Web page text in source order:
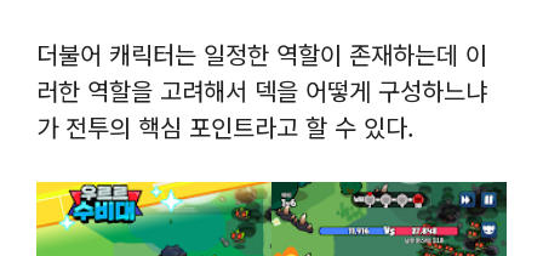
더불어 캐릭터는 일정한 역할이 존재하는데 이
러한 역할을 고려해서 덱을 어떻게 구성하느냐
가 전투의 핵심 포인트라고 할 수 있다.